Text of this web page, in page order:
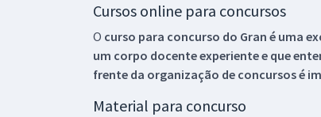
Cursos online para concursos
O curso para concurso do Gran é uma
um corpo docente experiente e que
frente da organização de concursos é
Material para concurso